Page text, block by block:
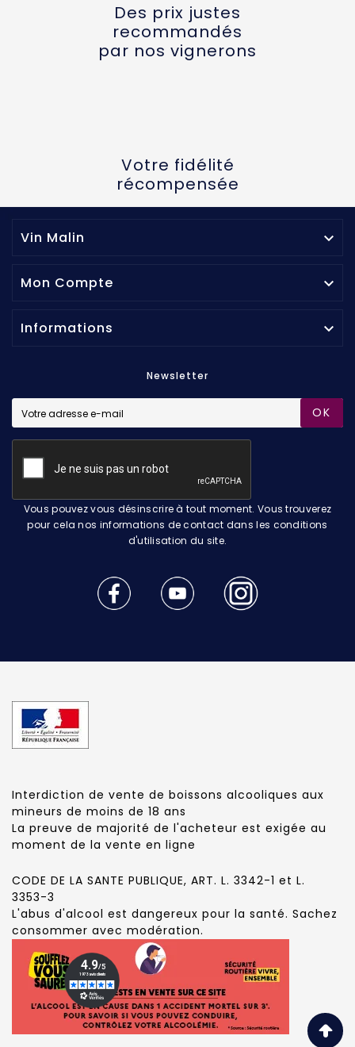
Des prix justes
recommandés
par nos vignerons
Votre fidélité
récompensée
Vin Malin 
Mon Compte 
Informations 
Newsletter
OK
Vous pouvez vous désinscrire à tout moment. Vous trouverez
pour cela nos informations de contact dans les conditions
d'utilisation du site.
Interdiction de vente de boissons alcooliques aux
mineurs de moins de 18 ans
La preuve de majorité de l'acheteur est exigée au
moment de la vente en ligne
CODE DE LA SANTE PUBLIQUE, ART. L. 3342-1 et L.
3353-3
L'abus d'alcool est dangereux pour la santé. Sachez
consommer avec modération.